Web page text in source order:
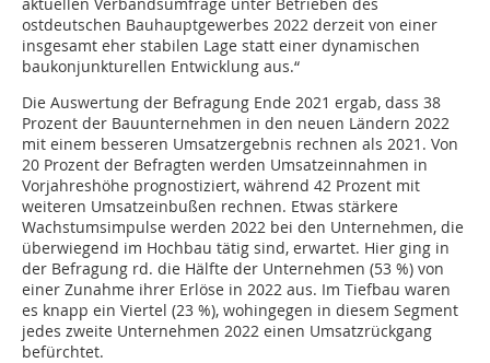
ostdeutschen Bauhauptgewerbes 2022 derzeit von einer
insgesamt eher stabilen Lage statt einer dynamischen
baukonjunkturellen Entwicklung aus.“
Die Auswertung der Befragung Ende 2021 ergab, dass 38
Prozent der Bauunternehmen in den neuen Ländern 2022
mit einem besseren Umsatzergebnis rechnen als 2021. Von
20 Prozent der Befragten werden Umsatzeinnahmen in
Vorjahreshöhe prognostiziert, während 42 Prozent mit
weiteren Umsatzeinbußen rechnen. Etwas stärkere
Wachstumsimpulse werden 2022 bei den Unternehmen, die
überwiegend im Hochbau tätig sind, erwartet. Hier ging in
der Befragung rd. die Hälfte der Unternehmen (53 %) von
einer Zunahme ihrer Erlöse in 2022 aus. Im Tiefbau waren
es knapp ein Viertel (23 %), wohingegen in diesem Segment
jedes zweite Unternehmen 2022 einen Umsatzrückgang
befürchtet.